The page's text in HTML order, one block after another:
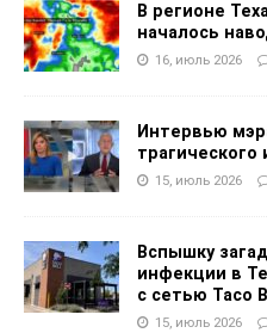
В регионе
началось
16, июль 2026
Интервью
трагического
15, июль 2026
Вспышку
инфекции в
с сетью Taco
15, июль 2026